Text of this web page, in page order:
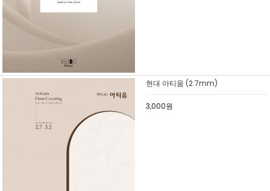
현대 아티움 (2.7mm)
3,000원